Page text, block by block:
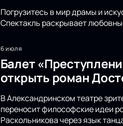
Погрузитесь в мир драмы и
Спектакль раскрывает
6 июля
Балет
открыть роман
В Александринском театре
переносит философские идеи
Раскольникова через язык